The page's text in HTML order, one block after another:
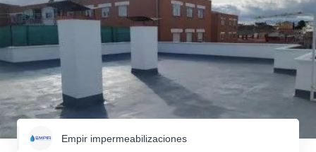
Empir impermeabilizaciones